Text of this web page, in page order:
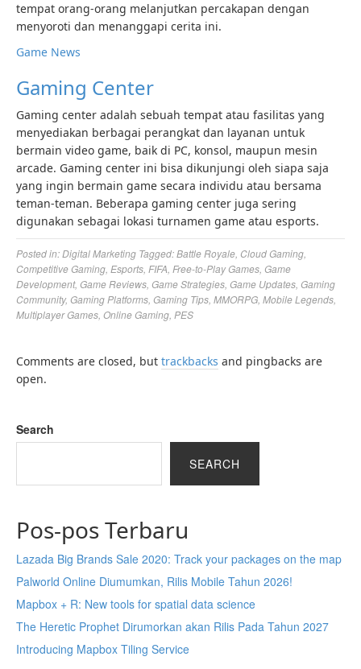
tempat orang-orang melanjutkan percakapan dengan
menyoroti dan menanggapi cerita ini.
Game News
Gaming Center
Gaming center adalah sebuah tempat atau fasilitas yang
menyediakan berbagai perangkat dan layanan untuk
bermain video game, baik di PC, konsol, maupun mesin
arcade. Gaming center ini bisa dikunjungi oleh siapa saja
yang ingin bermain game secara individu atau bersama
teman-teman. Beberapa gaming center juga sering
digunakan sebagai lokasi turnamen game atau esports.
Posted in:Digital Marketing Tagged:Battle Royale, Cloud Gaming,
Competitive Gaming, Esports, FIFA, Free-to-Play Games, Game
Development, Game Reviews, Game Strategies, Game Updates, Gaming
Community, Gaming Platforms, Gaming Tips, MMORPG, Mobile Legends,
Multiplayer Games, Online Gaming, PES
Comments are closed, but trackbacks and pingbacks are
open.
Search
SEARCH
Pos-pos Terbaru
Lazada Big Brands Sale 2020: Track your packages on the map
Palworld Online Diumumkan, Rilis Mobile Tahun 2026!
Mapbox + R: New tools for spatial data science
The Heretic Prophet Dirumorkan akan Rilis Pada Tahun 2027
Introducing Mapbox Tiling Service